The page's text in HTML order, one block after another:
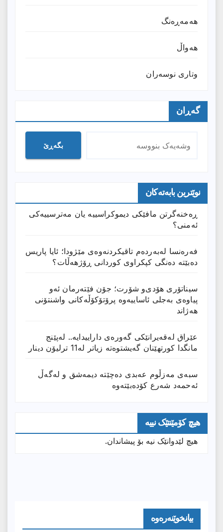
هەمەڕەنگ
هەواڵ
وتارى نوسەران
گەڕان
بگەڕێ
نوێترین بابەتەکان
ڕەخنەگرتن مافێکی دیموکراسییە یان مەترسییەکی
ئەمنی؟
فەرەنسا لەبەردەم تاقیکردنەوەی مێژودا؛ ئایا پاریس
دەبێتە دەنگی کپکراوی کوردانی ڕۆژھەڵات؟
سیناتۆری هۆدی‌و شۆرت؛ جۆن فێتەرمان ئەو
پیاوەی بەجلی ئاساییەوە پرۆتۆکۆڵەکانی واشنتۆنی
هەژاند
عێراق له‌قه‌یرانێكى گه‌وره‌ى داراییدایه‌.. له‌پێنج
مانگدا كورتهێنان گه‌یشتوه‌ته‌ زیاتر له‌11 ترلیۆن دینار
سبەی مەزڵوم عەبدی دەچێتە دیمەشق و لەگەڵ
ئەحمەد شەرع کۆدەبێتەوە
هیچ کۆمێنتێک نییە
هیچ لێدوانێک نیە بۆ پیشاندان.
بیانخوێنەرەوە